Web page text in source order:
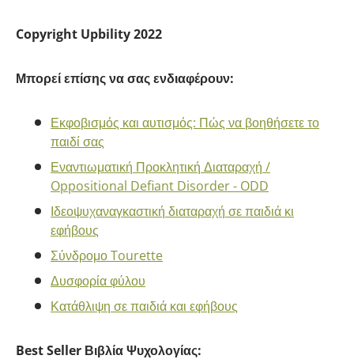
Copyright Upbility 2022
Μπορεί επίσης να σας ενδιαφέρουν:
Εκφοβισμός και αυτισμός: Πώς να βοηθήσετε το
παιδί σας
Εναντιωματική Προκλητική Διαταραχή /
Oppositional Defiant Disorder - ODD
Ιδεοψυχαναγκαστική διαταραχή σε παιδιά κι
εφήβους
Σύνδρομο Tourette
Δυσφορία φύλου
Κατάθλιψη σε παιδιά και εφήβους
Best Seller Βιβλία Ψυχολογίας: